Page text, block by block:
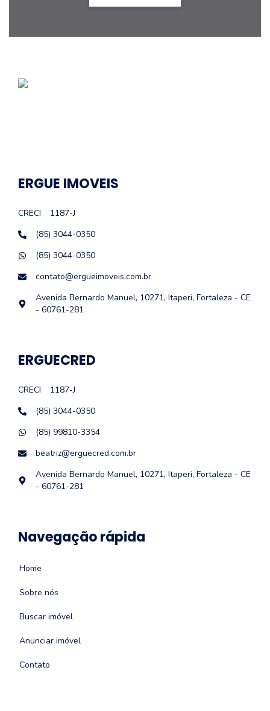
ERGUE IMOVEIS
CRECI
1187-J
(85) 3044-0350
(85) 3044-0350
contato@ergueimoveis.com.br
Avenida Bernardo Manuel, 10271, Itaperi, Fortaleza - CE
- 60761-281
ERGUECRED
CRECI
1187-J
(85) 3044-0350
(85) 99810-3354
beatriz@erguecred.com.br
Avenida Bernardo Manuel, 10271, Itaperi, Fortaleza - CE
- 60761-281
Navegação rápida
Home
Sobre nós
Buscar imóvel
Anunciar imóvel
Contato